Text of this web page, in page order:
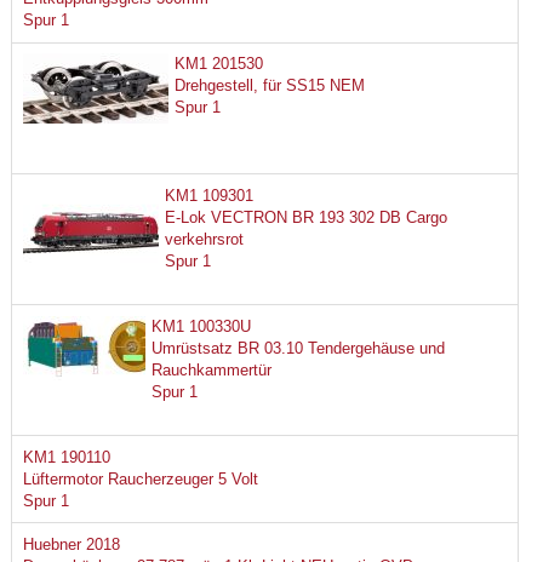
Spur 1
KM1 201530
Drehgestell, für SS15 NEM
Spur 1
KM1 109301
E-Lok VECTRON BR 193 302 DB Cargo
verkehrsrot
Spur 1
KM1 100330U
Umrüstsatz BR 03.10 Tendergehäuse und
Rauchkammertür
Spur 1
KM1 190110
Lüftermotor Raucherzeuger 5 Volt
Spur 1
Huebner 2018